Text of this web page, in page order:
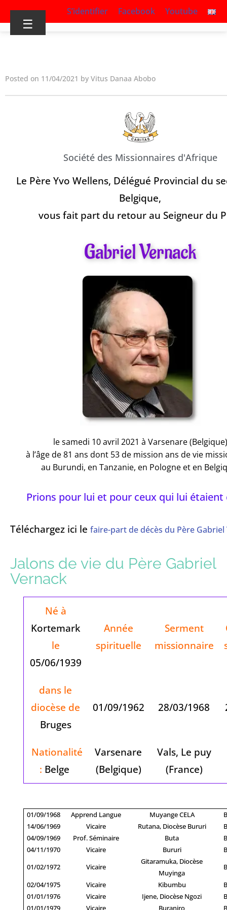
S’identifier Facebook Youtube
☰
Posted on 11/04/2021 by Vitus Danaa Abobo
Société des Missionnaires d'Afrique
Le Père Yvo Wellens, Délégué Provincial du
Belgique,
vous fait part du retour au Seigneur du
Gabriel Vernack
le samedi 10 avril 2021 à Varsenare (Belgique)
à l’âge de 81 ans dont 53 de mission ans de vie
au Burundi, en Tanzanie, en Pologne et en
Prions pour lui et pour ceux qui lui étaient
Téléchargez ici le faire-part de décès du Père Gabriel
Jalons de vie du Père Gabriel
Vernack
Né à
Kortemark
le
05/06/1939
Année
spirituelle
Serment
missionnaire
dans le
diocèse de
Bruges
01/09/1962 28/03/1968
Nationalité
: Belge
Varsenare
(Belgique)
Vals, Le puy
(France)
01/09/1968 Apprend Langue Muyange CELA
14/06/1969
Vicaire Rutana, Diocèse Bururi
04/09/1969
Prof. Séminaire Buta
04/11/1970
Vicaire Bururi
01/02/1972
Vicaire
Gitaramuka, Diocèse
Muyinga
02/04/1975
Vicaire Kibumbu
01/01/1976
Vicaire Ijene, Diocèse Ngozi
01/01/1979
Vicaire Buraniro